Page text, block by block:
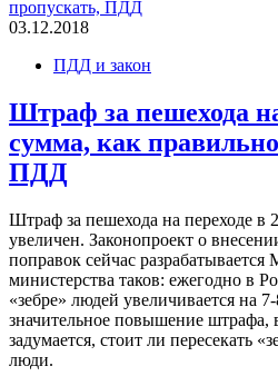
03.12.2018
ПДД и закон
Штраф за пешехода
сумма, как
ПДД
Штраф за пешехода на переходе в
увеличен. Законопроект о
поправок сейчас
министерства таков: ежегодно в
«зебре» людей увеличивается на
значительное повышение штрафа,
задумается, стоит ли пересекать
люди.